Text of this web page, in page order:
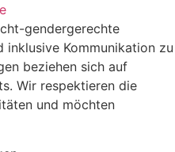
gendergerechte
inklusive Kommunikation zu
beziehen sich auf
Wir respektieren die
und möchten